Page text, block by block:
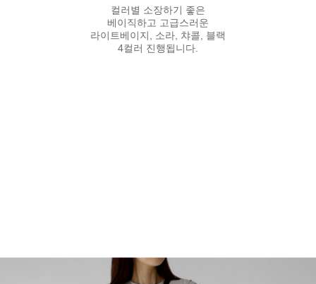
컬러별 소장하기 좋은
베이직하고 고급스러운
라이트베이지, 소라, 챠콜, 블랙
4컬러 진행됩니다.